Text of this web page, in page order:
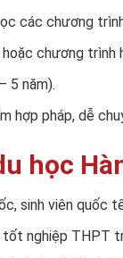
các chương
chương trình
5 năm).
hợp pháp, dễ
học
sinh viên quốc
tốt nghiệp THPT